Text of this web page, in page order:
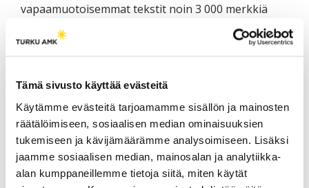
Tämä sivusto käyttää evästeitä
Käytämme evästeitä tarjoamamme sisällön ja mainosten
räätälöimiseen, sosiaalisen median ominaisuuksien
tukemiseen ja kävijämäärämme analysoimiseen. Lisäksi
jaamme sosiaalisen median, mainosalan ja analytiikka-
alan kumppaneillemme tietoja siitä, miten käytät
vapaamuotoisemmat tekstit noin 3 000 merkkiä
(sis. välimerkit). Tarkemmat kirjoittajaohjeet
löytyvät www-osoitteesta
Teemanumeron toimittajat ovat Liisa
Marttila/TAMK, Jaana Kullaslahti/HAMK, Anne
Rouhelo/ Turku AMK, Arja Räinä-Räsänen/Oamk,
Taina Kilpinen/Laurea ja Tina Lauronen/Opiskelun
ja koulutuksen tutkimussäätiö AMKista uralle –
uraseurantatiedot käyttöön -ESR-hankkeesta.